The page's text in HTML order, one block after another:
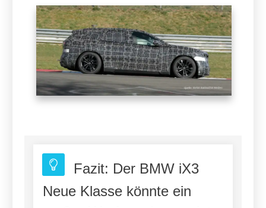
Fazit: Der BMW iX3
Neue Klasse könnte ein